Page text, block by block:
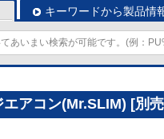
キーワードから製品情
アコン(Mr.SLIM) [別